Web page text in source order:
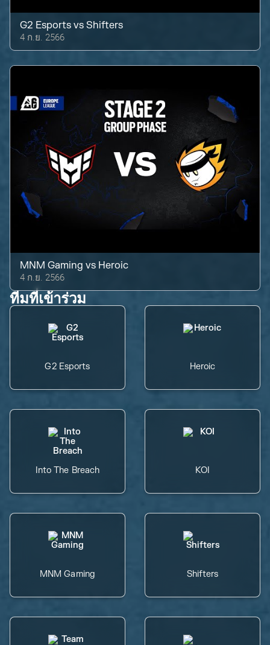
G2 Esports vsShifters
4 ก.ย. 2566
MNM Gaming vs Heroic
4 ก.ย. 2566
ทีมที่เข้าร่วม
G2 Esports Heroic
Into The Breach KOI
MNM Gaming Shifters